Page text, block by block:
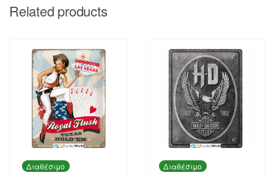
Related products
Διαθέσιμο Διαθέσιμο